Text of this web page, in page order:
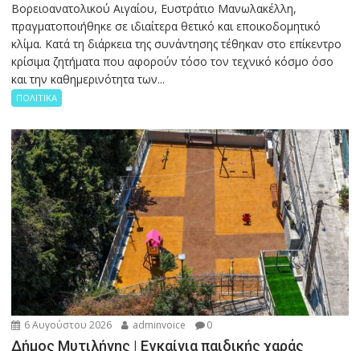
Βορειοανατολικού Αιγαίου, Ευστράτιο Μανωλακέλλη,
πραγματοποιήθηκε σε ιδιαίτερα θετικό και εποικοδομητικό
κλίμα. Κατά τη διάρκεια της συνάντησης τέθηκαν στο επίκεντρο
κρίσιμα ζητήματα που αφορούν τόσο τον τεχνικό κόσμο όσο
και την καθημερινότητα των...
ΠΟΛΙΤΙΚΑ
6 Αυγούστου 2026 adminvoice 0
Δήμος Μυτιλήνης | Εγκαίνια παιδικής χαράς